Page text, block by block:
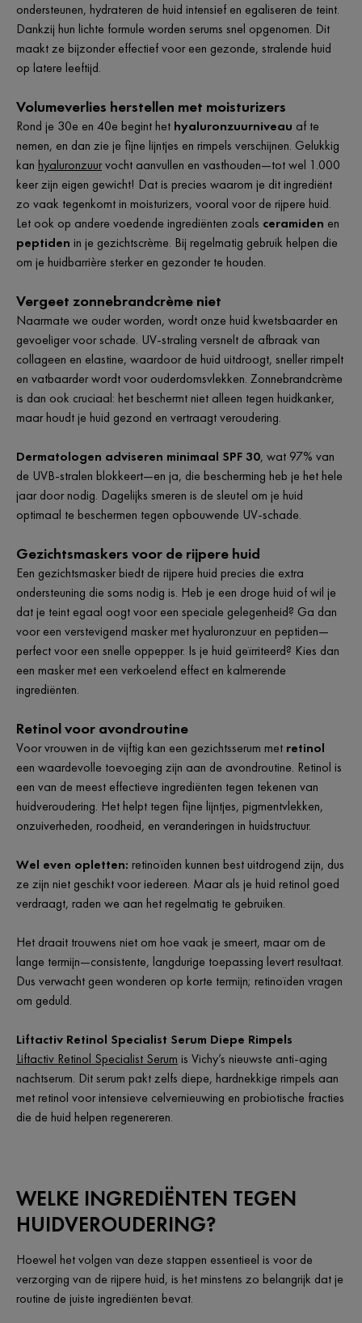
ondersteunen, hydrateren de huid intensief en egaliseren de teint.
Dankzij hun lichte formule worden serums snel opgenomen. Dit
maakt ze bijzonder effectief voor een gezonde, stralende huid
op latere leeftijd.
Volumeverlies herstellen met moisturizers
Rond je 30e en 40e begint het hyaluronzuurniveau af te
nemen, en dan zie je fijne lijntjes en rimpels verschijnen. Gelukkig
kan hyaluronzuurvocht aanvullen en vasthouden—tot wel 1.000
keer zijn eigen gewicht! Dat is precies waarom je dit ingrediënt
zo vaak tegenkomt in moisturizers, vooral voor de rijpere huid.
Let ook op andere voedende ingrediënten zoals ceramiden en
peptiden in je gezichtscrème. Bij regelmatig gebruik helpen die
om je huidbarrière sterker en gezonder te houden.
Vergeet zonnebrandcrème niet
Naarmate we ouder worden, wordt onze huid kwetsbaarder en
gevoeliger voor schade. UV-straling versnelt de afbraak van
collageen en elastine, waardoor de huid uitdroogt, sneller rimpelt
en vatbaarder wordt voor ouderdomsvlekken. Zonnebrandcrème
is dan ook cruciaal: het beschermt niet alleen tegen huidkanker,
maar houdt je huid gezond en vertraagt veroudering.
Dermatologen adviseren minimaal SPF 30, wat 97% van
de UVB-stralen blokkeert—en ja, die bescherming heb je het hele
jaar door nodig. Dagelijks smeren is de sleutel om je huid
optimaal te beschermen tegen opbouwende UV-schade.
Gezichtsmaskers voor de rijpere huid
Een gezichtsmasker biedt de rijpere huid precies die extra
ondersteuning die soms nodig is. Heb je een droge huid of wil je
dat je teint egaal oogt voor een speciale gelegenheid? Ga dan
voor een verstevigend masker met hyaluronzuur en peptiden—
perfect voor een snelle oppepper. Is je huid geïrriteerd? Kies dan
een masker met een verkoelend effect en kalmerende
ingrediënten.
Retinol voor avondroutine
Voor vrouwen in de vijftig kan een gezichtsserum met retinol
een waardevolle toevoeging zijn aan de avondroutine. Retinol is
een van de meest effectieve ingrediënten tegen tekenen van
huidveroudering. Het helpt tegen fijne lijntjes, pigmentvlekken,
onzuiverheden, roodheid, en veranderingen in huidstructuur.
Wel even opletten: retinoïden kunnen best uitdrogend zijn, dus
ze zijn niet geschikt voor iedereen. Maar als je huid retinol goed
verdraagt, raden we aan het regelmatig te gebruiken.
Het draait trouwens niet om hoe vaak je smeert, maar om de
lange termijn—consistente, langdurige toepassing levert resultaat.
Dus verwacht geen wonderen op korte termijn; retinoïden vragen
om geduld.
Liftactiv Retinol Specialist Serum Diepe Rimpels
Liftactiv Retinol Specialist Serum is Vichy’s nieuwste anti-aging
nachtserum. Dit serum pakt zelfs diepe, hardnekkige rimpels aan
met retinol voor intensieve celvernieuwing en probiotische fracties
die de huid helpen regenereren.
WELKE INGREDIËNTEN TEGEN
HUIDVEROUDERING?
Hoewel het volgen van deze stappen essentieel is voor de
verzorging van de rijpere huid, is het minstens zo belangrijk dat je
routine de juiste ingrediënten bevat.